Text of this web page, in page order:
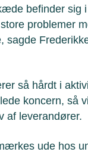
befinder sig
problemer
så hårdt i
koncern, så
af leverandører.
ude hos